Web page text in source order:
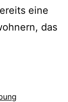
eine
das